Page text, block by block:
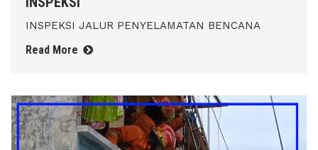
INSPEKSI JALUR PENYELAMATAN BENCANA
Read More